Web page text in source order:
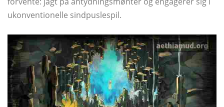
ukonventionelle sindpuslespil.